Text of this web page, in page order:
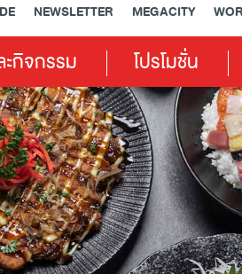
NEWSLETTER MEGACITY
การตกแต่งบ้าน แม่และเด็ก ไลฟ์
เทคโนโลยี
สุขภาพและความงาม
น@Megabangna
ะกิจกรรม โปรโมชั่น